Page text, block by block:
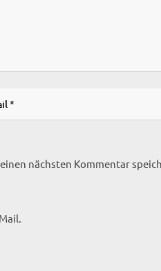
nächsten Kommentar